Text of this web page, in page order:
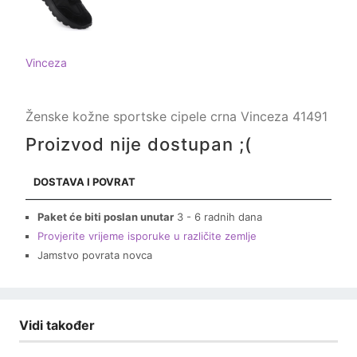
Vinceza
Ženske kožne sportske cipele crna Vinceza 41491
Proizvod nije dostupan ;(
DOSTAVA I POVRAT
Paket će biti poslan unutar 3 - 6 radnih dana
Provjerite vrijeme isporuke u različite zemlje
Jamstvo povrata novca
Vidi također